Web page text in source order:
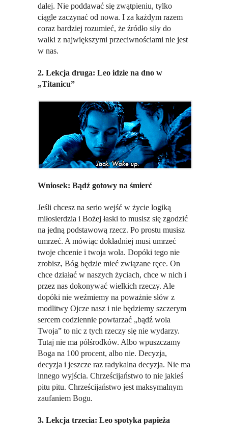
dalej. Nie poddawać się zwątpieniu, tylko
ciągle zaczynać od nowa. I za każdym razem
coraz bardziej rozumieć, że źródło siły do
walki z największymi przeciwnościami nie jest
w nas.
2. Lekcja druga: Leo idzie na dno w
„Titanicu”
Wniosek: Bądź gotowy na śmierć
Jeśli chcesz na serio wejść w życie logiką
miłosierdzia i Bożej łaski to musisz się zgodzić
na jedną podstawową rzecz. Po prostu musisz
umrzeć. A mówiąc dokładniej musi umrzeć
twoje chcenie i twoja wola. Dopóki tego nie
zrobisz, Bóg będzie mieć związane ręce. On
chce działać w naszych życiach, chce w nich i
przez nas dokonywać wielkich rzeczy. Ale
dopóki nie weźmiemy na poważnie słów z
modlitwy Ojcze nasz i nie będziemy szczerym
sercem codziennie powtarzać „bądź wola
Twoja” to nic z tych rzeczy się nie wydarzy.
Tutaj nie ma półśrodków. Albo wpuszczamy
Boga na 100 procent, albo nie. Decyzja,
decyzja i jeszcze raz radykalna decyzja. Nie ma
innego wyjścia. Chrześcijaństwo to nie jakieś
pitu pitu. Chrześcijaństwo jest maksymalnym
zaufaniem Bogu.
3. Lekcja trzecia: Leo spotyka papieża